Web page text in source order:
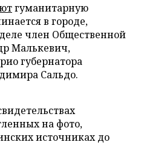
гуманитарную
в городе,
член Общественной
Малькевич,
губернатора
Сальдо.
на фото,
источниках до